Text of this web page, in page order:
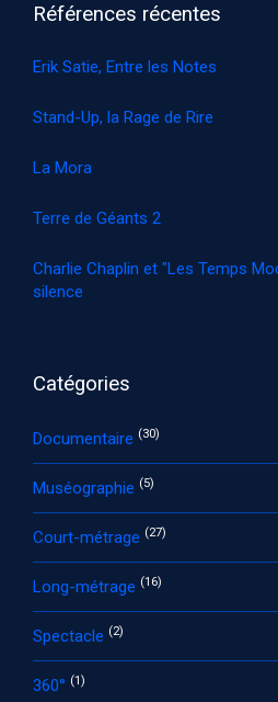
Références récentes
Erik Satie, Entre les Notes
Stand-Up, la Rage de Rire
La Mora
Terre de Géants 2
Charlie Chaplin et "Les Temps
silence
Catégories
Documentaire (30)
Muséographie (5)
Court-métrage (27)
Long-métrage (16)
Spectacle (2)
360° (1)